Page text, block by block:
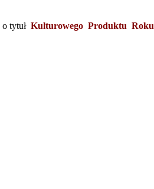
o tytuł Kulturowego Produktu Roku